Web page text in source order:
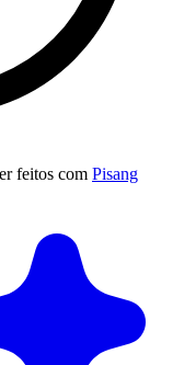
feitos com Pisang